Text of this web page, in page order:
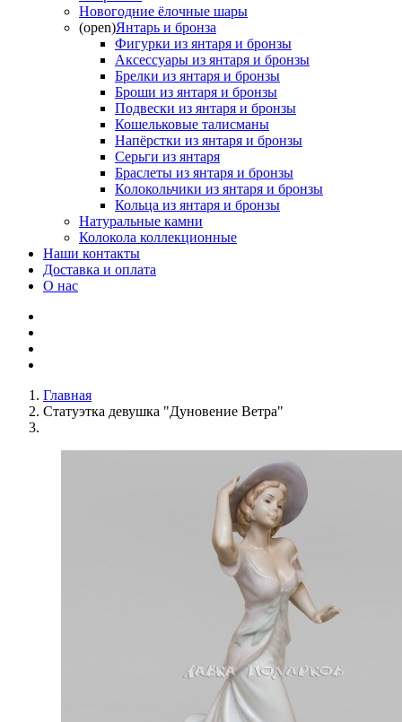
Новогодние ёлочные шары
(open)Янтарь и бронза
Фигурки из янтаря и бронзы
Аксессуары из янтаря и бронзы
Брелки из янтаря и бронзы
Броши из янтаря и бронзы
Подвески из янтаря и бронзы
Кошельковые талисманы
Напёрстки из янтаря и бронзы
Серьги из янтаря
Браслеты из янтаря и бронзы
Колокольчики из янтаря и бронзы
Кольца из янтаря и бронзы
Натуральные камни
Колокола коллекционные
Наши контакты
Доставка и оплата
О нас
Главная
Статуэтка девушка "Дуновение Ветра"